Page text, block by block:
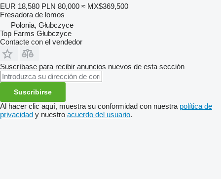
EUR 18,580 PLN 80,000 ≈ MX$369,500
Fresadora de lomos
Polonia, Głubczyce
Top Farms Głubczyce
Contacte con el vendedor
Suscríbase para recibir anuncios nuevos de esta sección
Suscribirse
Al hacer clic aquí, muestra su conformidad con nuestra política de
privacidad y nuestro acuerdo del usuario.